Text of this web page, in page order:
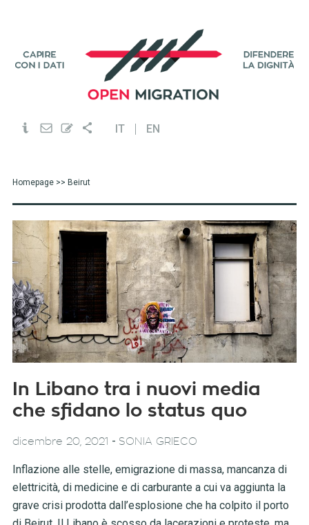
IT EN
Homepage>> Beirut
In Libano tra i nuovi media
che sfidano lo status quo
dicembre 20, 2021 - SONIA GRIECO
Inflazione alle stelle, emigrazione di massa, mancanza di
elettricità, di medicine e di carburante a cui va aggiunta la
grave crisi prodotta dall’esplosione che ha colpito il porto